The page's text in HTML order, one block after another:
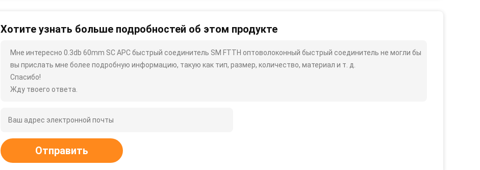
Хотите узнать больше подробностей об этом продукте
Мне интересно 0.3db 60mm SC APC быстрый соединитель SM FTTH оптоволоконный быстрый соединитель не могли бы
вы прислать мне более подробную информацию, такую ​​как тип, размер, количество, материал и т. д.
Спасибо!
Жду твоего ответа.
Отправить